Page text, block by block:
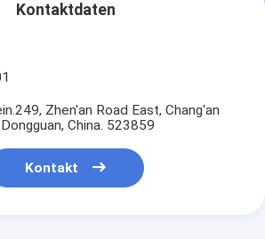
Kontaktdaten
Zhen'an Road East, Chang'an
China. 523859
Kontakt